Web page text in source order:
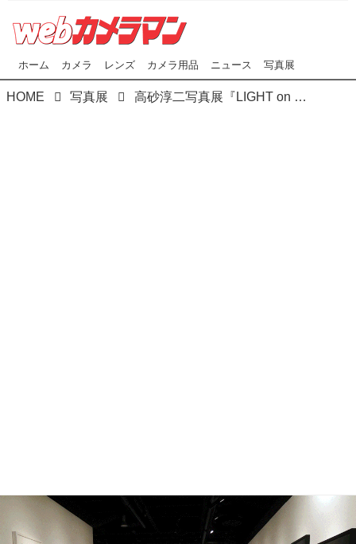
ホーム カメラ レンズ カメラ用品 ニュース 写真展
HOME 写真展 高砂淳二写真展『LIGHT on LIFE』は新装なった新宿ニコンサロン「THE GALLERY」で開催中です！